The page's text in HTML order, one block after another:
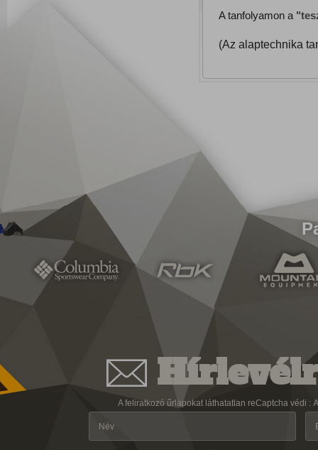
A tanfolyamon a
(Az alaptechnika
A feliratkozó űrlapokat láthatatlan reCaptcha védi :